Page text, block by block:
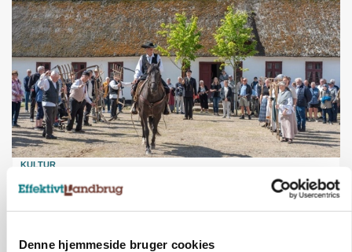
Denne hjemmeside bruger cookies
KULTUR
Annonce